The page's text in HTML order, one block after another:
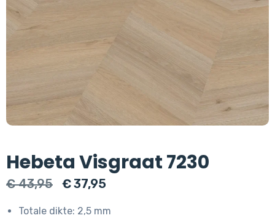
Hebeta Visgraat 7230
€43,95
Oorspronkelijke
€37,95
Totale dikte: 2,5 mm